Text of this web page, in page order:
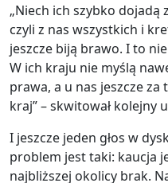
„Niech ich szybko dojadą
czyli z nas wszystkich i
jeszcze biją brawo. I to
W ich kraju nie myślą
prawa, a u nas jeszcze
kraj” – skwitował kolejny
I jeszcze jeden głos w
problem jest taki: kaucja
najbliższej okolicy brak.